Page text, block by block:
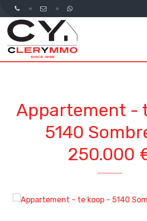
Appartement -
5140
250.000